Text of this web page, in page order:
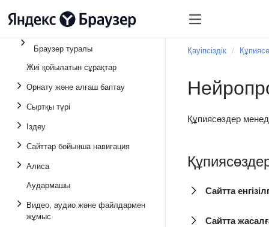
Браузер туралы
Жиі қойылатын сұрақтар
Орнату және алғаш баптау
Сыртқы түрі
Іздеу
Сайттар бойынша навигация
Алиса
Аудармашы
Видео, аудио және файлдармен
жұмыс
Қауіпсіздік
Құпиясөздер
Сайтта
Сайтта